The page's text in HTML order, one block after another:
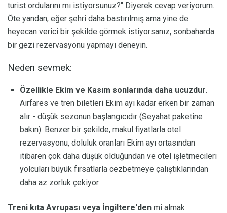
turist ordularını mı istiyorsunuz?" Diyerek cevap veriyorum.
Öte yandan, eğer şehri daha bastırılmış ama yine de
heyecan verici bir şekilde görmek istiyorsanız, sonbaharda
bir gezi rezervasyonu yapmayı deneyin.
Neden sevmek:
Özellikle Ekim ve Kasım sonlarında daha ucuzdur.
Airfares ve tren biletleri Ekim ayı kadar erken bir zaman
alır - düşük sezonun başlangıcıdır (Seyahat paketine
bakın). Benzer bir şekilde, makul fiyatlarla otel
rezervasyonu, doluluk oranları Ekim ayı ortasından
itibaren çok daha düşük olduğundan ve otel işletmecileri
yolcuları büyük fırsatlarla cezbetmeye çalıştıklarından
daha az zorluk çekiyor.
Treni kıta Avrupası veya İngiltere'den mi almak